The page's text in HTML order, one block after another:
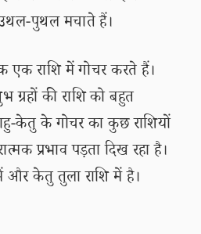
पुथल मचाते हैं।
राशि में गोचर करते हैं।
ग्रहों की राशि को बहुत
केतु के गोचर का कुछ राशियों
प्रभाव पड़ता दिख रहा है।
और केतु तुला राशि में है।